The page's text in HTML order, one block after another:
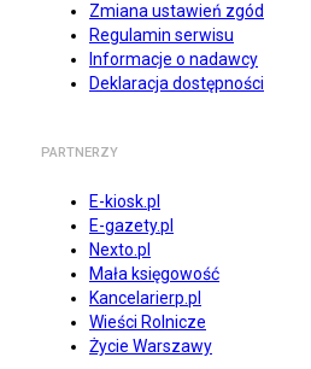
Zmiana ustawień zgód
Regulamin serwisu
Informacje o nadawcy
Deklaracja dostępności
PARTNERZY
E-kiosk.pl
E-gazety.pl
Nexto.pl
Mała księgowość
Kancelarierp.pl
Wieści Rolnicze
Życie Warszawy